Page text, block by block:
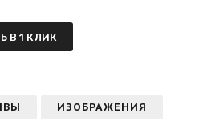
В 1 КЛИК
ИЗОБРАЖЕНИЯ